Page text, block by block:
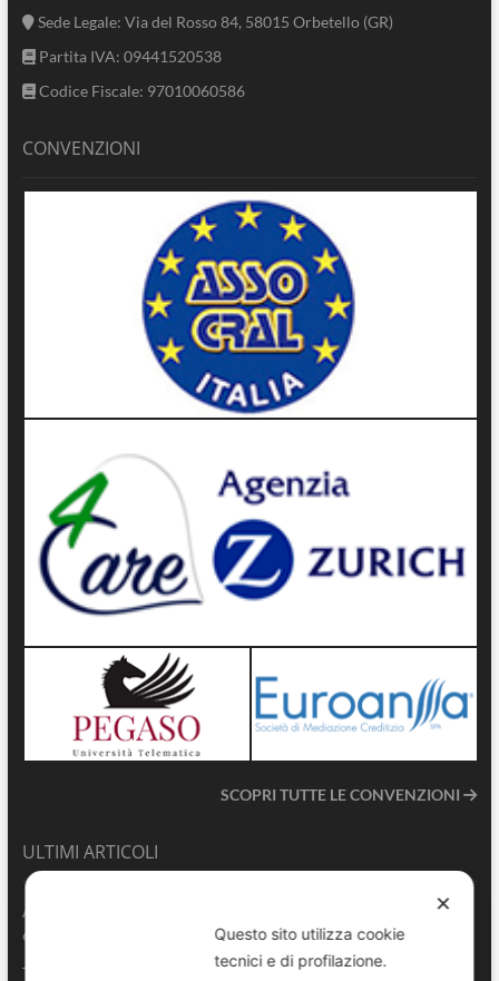
Sede Legale: Via del Rosso 84, 58015 Orbetello (GR)
Partita IVA: 09441520538
Codice Fiscale: 97010060586
CONVENZIONI
SCOPRI TUTTE LE CONVENZIONI
ULTIMI ARTICOLI
ANVU TG | Edizione del 06.08.2026
6 Agosto 2026
Terrasini 2026: aperte le pre-iscrizioni al 6° Convegno Regionale
✕
Questo sito utilizza cookie
tecnici e di profilazione.